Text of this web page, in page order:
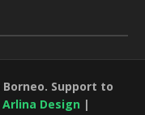
Support to
Arlina Design |